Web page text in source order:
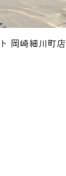
岡崎細川町店